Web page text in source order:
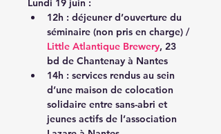
Lundi 19 juin :
12h : déjeuner d’ouverture du
séminaire (non pris en charge) /
Little Atlantique Brewery, 23
bd de Chantenay à Nantes
14h : services rendus au sein
d’une maison de colocation
solidaire entre sans-abri et
jeunes actifs de l’association